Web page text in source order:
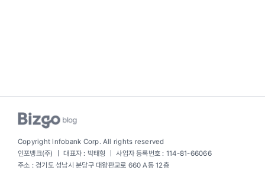
Copyright Infobank Corp. All rights reserved
인포뱅크(주) ｜ 대표자 : 박태형 ｜ 사업자 등록번호 : 114-81-66066
주소 : 경기도 성남시 분당구 대왕판교로 660 A동 12층